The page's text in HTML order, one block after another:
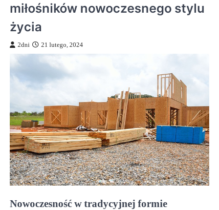
miłośników nowoczesnego stylu
życia
2dni 21 lutego, 2024
Nowoczesność w tradycyjnej formie